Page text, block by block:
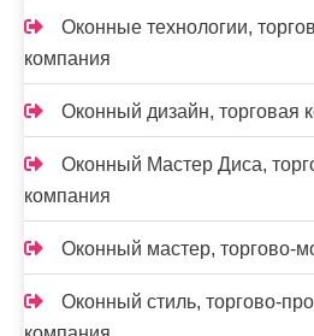
Оконные технологии,
компания
Оконный дизайн, торговая
Оконный Мастер Диса,
компания
Оконный мастер, торгово-
Оконный стиль, торгово-